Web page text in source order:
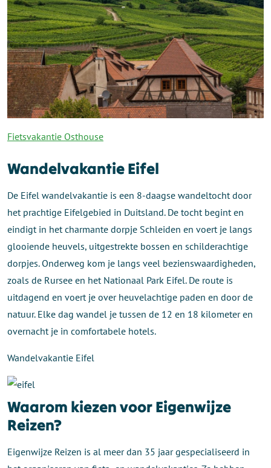
Fietsvakantie Osthouse
Wandelvakantie Eifel
De Eifel wandelvakantie is een 8-daagse wandeltocht door
het prachtige Eifelgebied in Duitsland. De tocht begint en
eindigt in het charmante dorpje Schleiden en voert je langs
glooiende heuvels, uitgestrekte bossen en schilderachtige
dorpjes. Onderweg kom je langs veel bezienswaardigheden,
zoals de Rursee en het Nationaal Park Eifel. De route is
uitdagend en voert je over heuvelachtige paden en door de
natuur. Elke dag wandel je tussen de 12 en 18 kilometer en
overnacht je in comfortabele hotels.
Wandelvakantie Eifel
Waarom kiezen voor Eigenwijze
Reizen?
Eigenwijze Reizen is al meer dan 35 jaar gespecialiseerd in